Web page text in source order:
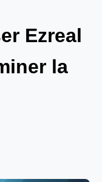
Ezreal
la